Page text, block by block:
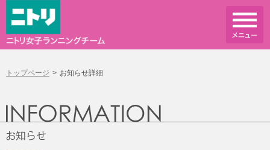
トップページ お知らせ詳細